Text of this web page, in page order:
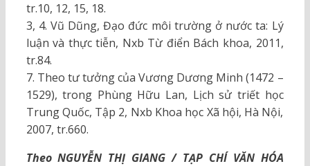
tr.10, 12, 15, 18.
3, 4. Vũ Dũng, Đạo đức môi trường ở nước ta: Lý
luận và thực tiễn, Nxb Từ điển Bách khoa, 2011,
tr.84.
7. Theo tư tưởng của Vương Dương Minh (1472 –
1529), trong Phùng Hữu Lan, Lịch sử triết học
Trung Quốc, Tập 2, Nxb Khoa học Xã hội, Hà Nội,
2007, tr.660.
Theo NGUYỄN THỊ GIANG / TẠP CHÍ VĂN HÓA